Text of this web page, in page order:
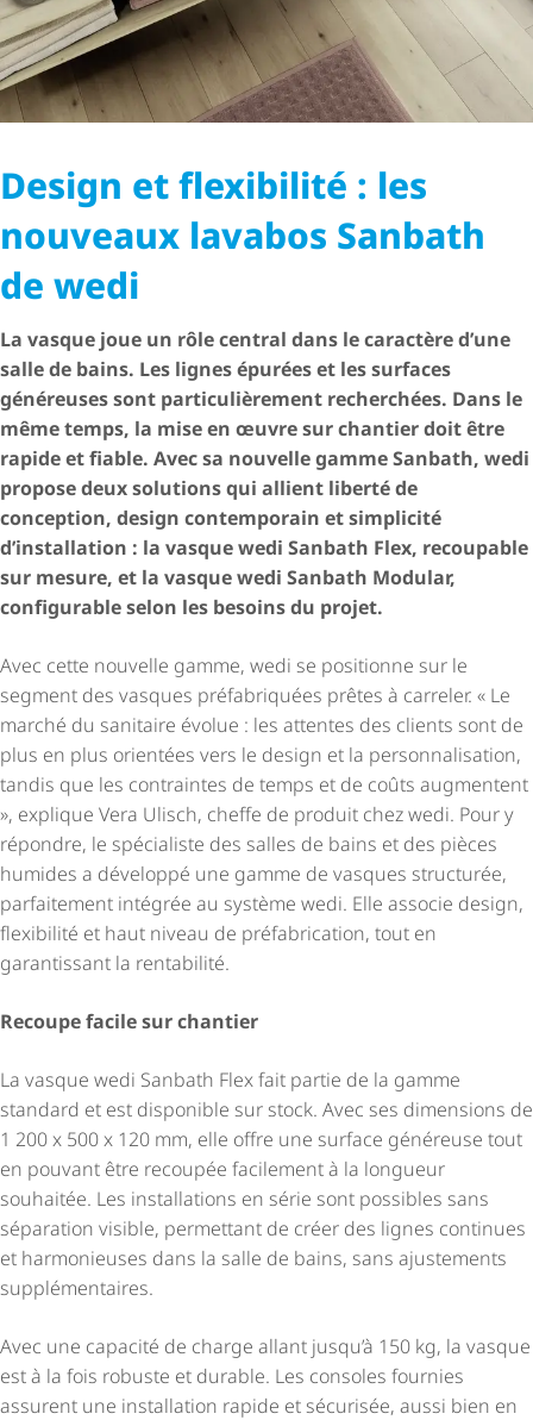
Design et flexibilité : les
nouveaux lavabos Sanbath
de wedi
La vasque joue un rôle central dans le caractère d’une
salle de bains. Les lignes épurées et les surfaces
généreuses sont parti­cu­liè­re­ment recherchées. Dans le
même temps, la mise en œuvre sur chantier doit être
rapide et fiable. Avec sa nouvelle gamme Sanbath, wedi
propose deux solutions qui allient liberté de
conception, design contemporain et simplicité
d’installation : la vasque wedi Sanbath Flex, recoupable
sur mesure, et la vasque wedi Sanbath Modular,
configurable selon les besoins du projet.
Avec cette nouvelle gamme, wedi se positionne sur le
segment des vasques préfabriquées prêtes à carreler. « Le
marché du sanitaire évolue : les attentes des clients sont de
plus en plus orientées vers le design et la person­na­li­sa­tion,
tandis que les contraintes de temps et de coûts augmentent
», explique Vera Ulisch, cheffe de produit chez wedi. Pour y
répondre, le spécialiste des salles de bains et des pièces
humides a développé une gamme de vasques structurée,
parfaitement intégrée au système wedi. Elle associe design,
flexibilité et haut niveau de préfabrication, tout en
garantissant la rentabilité.
Recoupe facile sur chantier
La vasque wedi Sanbath Flex fait partie de la gamme
standard et est disponible sur stock. Avec ses dimensions de
1 200 x 500 x 120 mm, elle offre une surface généreuse tout
en pouvant être recoupée facilement à la longueur
souhaitée. Les installations en série sont possibles sans
séparation visible, permettant de créer des lignes continues
et harmonieuses dans la salle de bains, sans ajustements
supplé­men­taires.
Avec une capacité de charge allant jusqu’à 150 kg, la vasque
est à la fois robuste et durable. Les consoles fournies
assurent une installation rapide et sécurisée, aussi bien en